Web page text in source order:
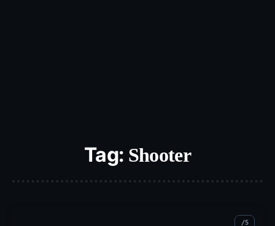
Tag: Shooter